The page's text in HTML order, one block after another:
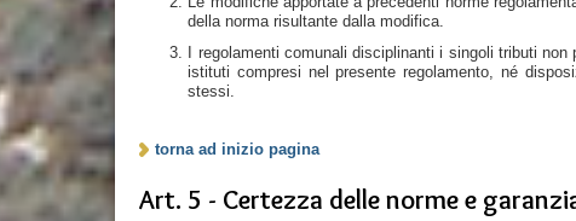
della norma risultante dalla modifica.
I regolamenti comunali disciplinanti i singoli tributi
istituti compresi nel presente regolamento, né
stessi.
torna ad inizio pagina
Art. 5 - Certezza delle norme e